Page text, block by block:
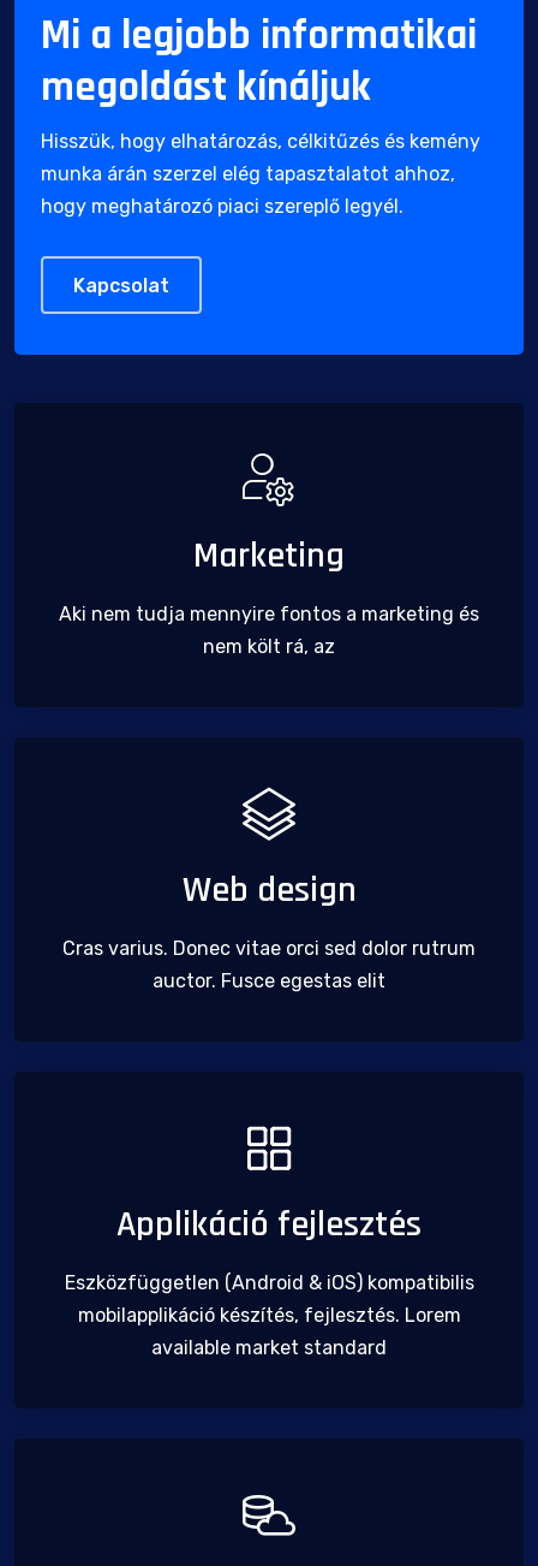
Mi a legjobb informatikai
megoldást kínáljuk
Hisszük, hogy elhatározás, célkitűzés és kemény
munka árán szerzel elég tapasztalatot ahhoz,
hogy meghatározó piaci szereplő legyél.
Kapcsolat
Marketing
Aki nem tudja mennyire fontos a marketing és
nem költ rá, az
Web design
Cras varius. Donec vitae orci sed dolor rutrum
auctor. Fusce egestas elit
Applikáció fejlesztés
Eszközfüggetlen (Android & iOS) kompatibilis
mobilapplikáció készítés, fejlesztés. Lorem
available market standard